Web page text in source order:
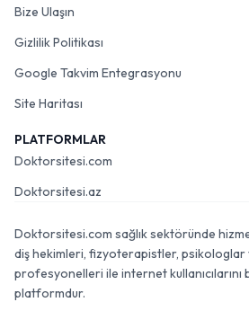
Bize Ulaşın
Gizlilik Politikası
Google Takvim Entegrasyonu
Site Haritası
PLATFORMLAR
Doktorsitesi.com
Doktorsitesi.az
Doktorsitesi.com sağlık sektöründe
diş hekimleri, fizyoterapistler, psikologlar
profesyonelleri ile internet kullanıcılarını
platformdur.